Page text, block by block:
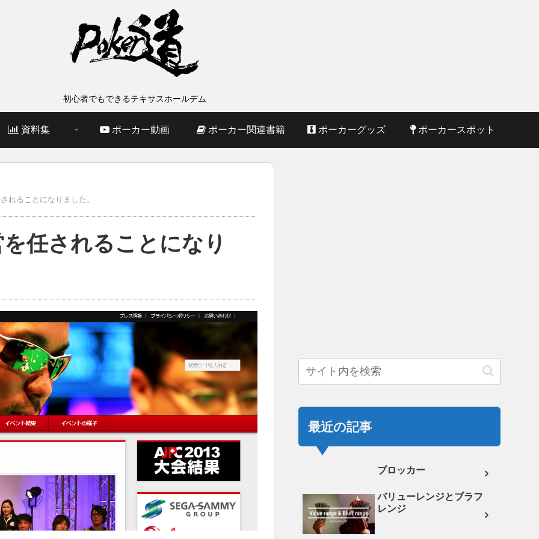
初心者でもできるテキサスホールデム
資料集 ポーカー動画 ポーカー関連書籍 ポーカーグッズ ポーカースポット
れることになりました。
任されることになり
最近の記事
ブロッカー
バリューレンジとブラフ
レンジ